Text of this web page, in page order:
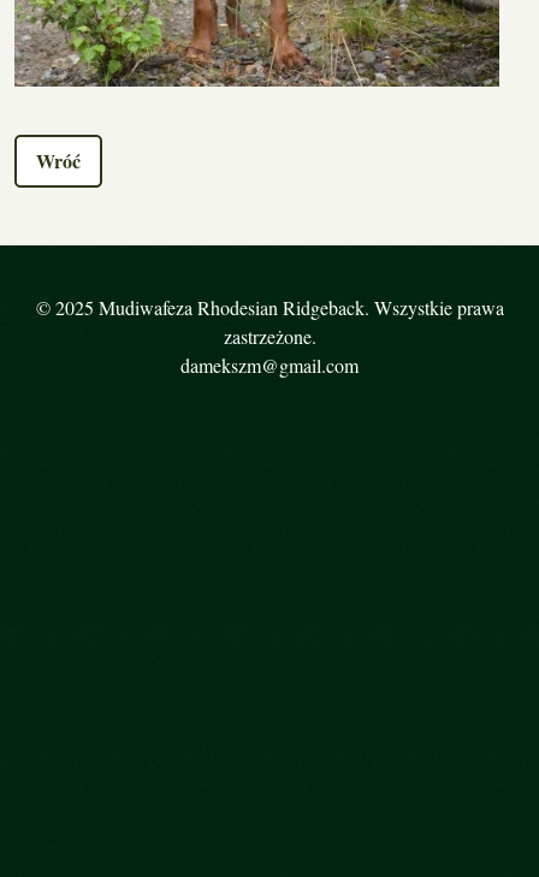
Wróć
© 2025 Mudiwafeza Rhodesian Ridgeback. Wszystkie prawa
zastrzeżone.
damekszm@gmail.com